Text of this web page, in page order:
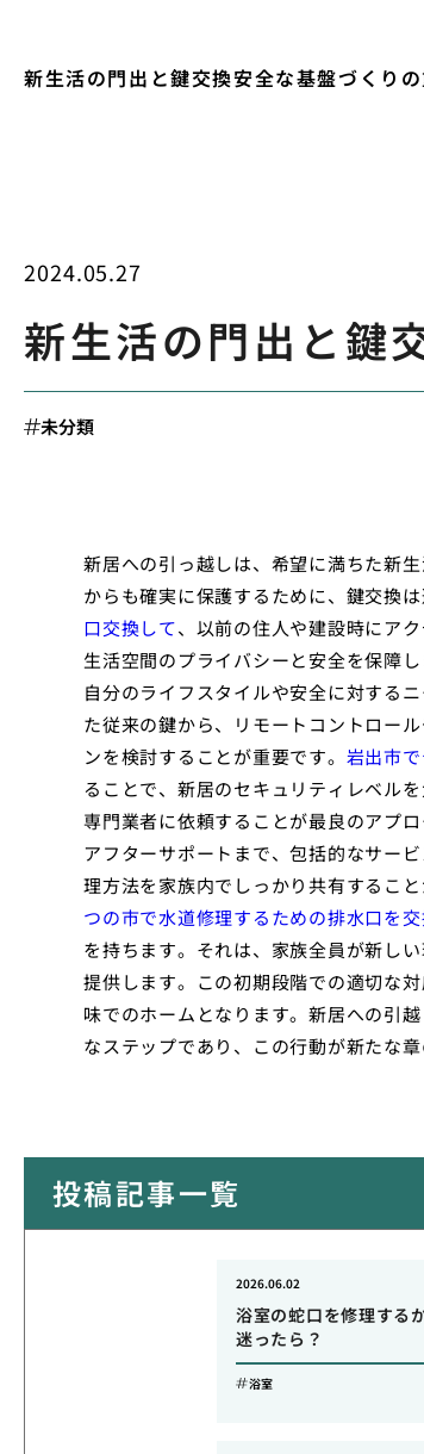
新生活の門出と鍵交換安全な基盤づくり
2024.05.27
新生活の門出と鍵
未分類
新居への引っ越しは、希望に満ちた新
からも確実に保護するために、鍵交換
口交換して、以前の住人や建設時にア
生活空間のプライバシーと安全を保障
自分のライフスタイルや安全に対する
た従来の鍵から、リモートコントロー
ンを検討することが重要です。 岩出市
ることで、新居のセキュリティレベル
専門業者に依頼することが最良のアプ
アフターサポートまで、包括的なサー
理方法を家族内でしっかり共有するこ
つの市で水道修理するための排水口を
を持ちます。それは、家族全員が新し
提供します。この初期段階での適切な
味でのホームとなります。新居への引
なステップであり、この行動が新たな
投稿記事一覧
浴室の蛇口を修理する
迷ったら？
2026.06.02
浴室